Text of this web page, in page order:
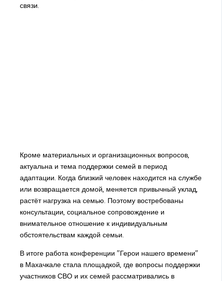
связи.
Кроме материальных и организационных вопросов,
актуальна и тема поддержки семей в период
адаптации. Когда близкий человек находится на службе
или возвращается домой, меняется привычный уклад,
растёт нагрузка на семью. Поэтому востребованы
консультации, социальное сопровождение и
внимательное отношение к индивидуальным
обстоятельствам каждой семьи.
В итоге работа конференции "Герои нашего времени"
в Махачкале стала площадкой, где вопросы поддержки
участников СВО и их семей рассматривались в